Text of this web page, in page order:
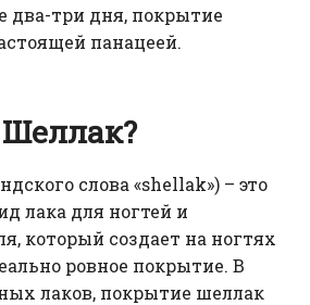
три дня, покрытие
панацеей.
слова «shellak») – это
лака для ногтей и
который создает на ногтях
ровное покрытие. В
лаков, покрытие шеллак